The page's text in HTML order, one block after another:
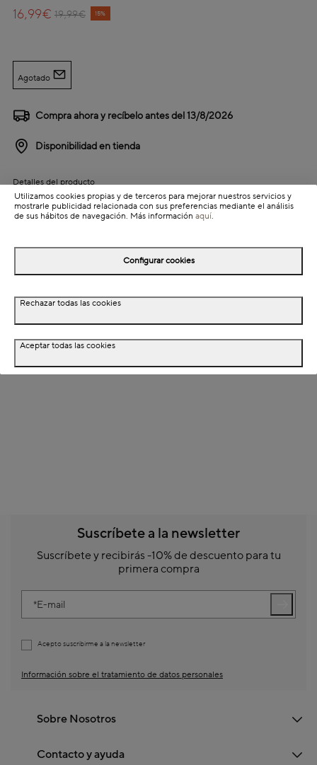
Price reduced from
19,99€
to 15%
16,99€
Agotado
Compra ahora y recíbelo antes del13/8/2026
Disponibilidad en tienda
Detalles del producto
Colección: Zen
Detalles del producto
Dimensiones
Suscríbete a la newsletter
Suscríbete y recibirás -10% de descuento para tu
primera compra
E-mail
Acepto suscribirme a la newsletter
Información sobre el tratamiento de datos personales
Sobre Nosotros
Contacto y ayuda
Utilizamos cookies propias y de terceros para mejorar nuestros servicios y
mostrarle publicidad relacionada con sus preferencias mediante el análisis
de sus hábitos de navegación. Más información aquí.
Configurar cookies
Rechazar todas las cookies
Aceptar todas las cookies